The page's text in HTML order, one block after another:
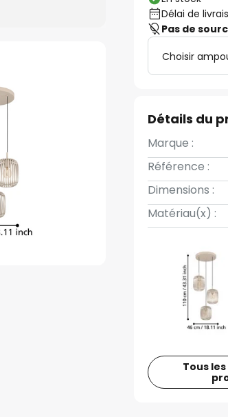
Délai de
Pas de
Choisir
Détails du
Marque :
Référence :
Dimensions :
Matériau(x) :
Tous